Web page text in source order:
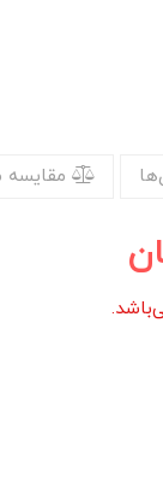
مقایسه